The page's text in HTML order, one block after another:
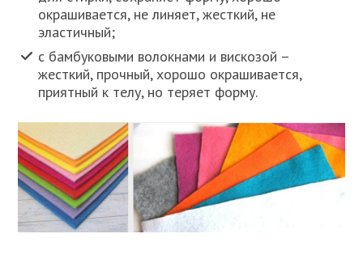
окрашивается, не линяет, жесткий, не
эластичный;
с бамбуковыми волокнами и вискозой –
жесткий, прочный, хорошо окрашивается,
приятный к телу, но теряет форму.